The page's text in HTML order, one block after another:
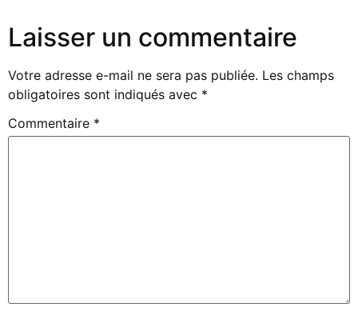
Laisser un commentaire
Votre adresse e-mail ne sera pas publiée. Les champs
obligatoires sont indiqués avec *
Commentaire *